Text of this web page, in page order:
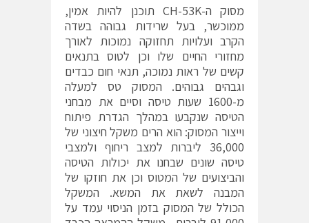
מסוק ה-CH-53K תוכנן להיות אמין,
ממוכשר, בעל שרידות גבוהה בשדה
הקרב ועלויות תחזוקה נמוכות לאורך
מחזורי החיים שלו וכן לטוס בתנאים
קשים של ראות נמוכה, תנאי חום כבדים
וגבהים גבוהים. המסוק טס למעלה
מ-1600 שעות טיסה וסיים את מבחני
הטיסה שנקבעו במהלך הגדרת פיתוח
וייצור המסוק: הוא הרים משקל חיצוני של
36,000 ליברות למצב ריחוף ולמצבי
טיסה שונים שבחנו את יכולות הטיסה
והביצועים של המטוס וכן את חוזקו של
המבנה לשאת את המשא. המשקל
הכולל של המסוק בזמן הניסוי עמד על